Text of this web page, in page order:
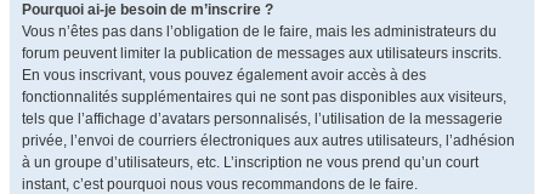
Pourquoi ai-je besoin de m’inscrire ?
Vous n’êtes pas dans l’obligation de le faire, mais les administrateurs du
forum peuvent limiter la publication de messages aux utilisateurs inscrits.
En vous inscrivant, vous pouvez également avoir accès à des
fonctionnalités supplémentaires qui ne sont pas disponibles aux visiteurs,
tels que l’affichage d’avatars personnalisés, l’utilisation de la messagerie
privée, l’envoi de courriers électroniques aux autres utilisateurs, l’adhésion
à un groupe d’utilisateurs, etc. L’inscription ne vous prend qu’un court
instant, c’est pourquoi nous vous recommandons de le faire.